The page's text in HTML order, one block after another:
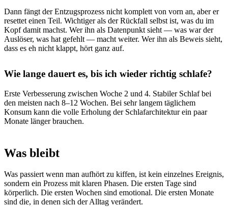
Dann fängt der Entzugsprozess nicht komplett von vorn an, aber er
resettet einen Teil. Wichtiger als der Rückfall selbst ist, was du im
Kopf damit machst. Wer ihn als Datenpunkt sieht — was war der
Auslöser, was hat gefehlt — macht weiter. Wer ihn als Beweis sieht,
dass es eh nicht klappt, hört ganz auf.
Wie lange dauert es, bis ich wieder richtig schlafe?
Erste Verbesserung zwischen Woche 2 und 4. Stabiler Schlaf bei
den meisten nach 8–12 Wochen. Bei sehr langem täglichem
Konsum kann die volle Erholung der Schlafarchitektur ein paar
Monate länger brauchen.
Was bleibt
Was passiert wenn man aufhört zu kiffen, ist kein einzelnes Ereignis,
sondern ein Prozess mit klaren Phasen. Die ersten Tage sind
körperlich. Die ersten Wochen sind emotional. Die ersten Monate
sind die, in denen sich der Alltag verändert.